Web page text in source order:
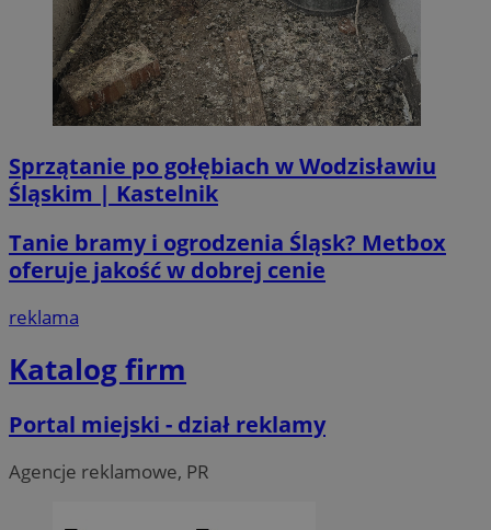
Sprzątanie po gołębiach w Wodzisławiu
Śląskim | Kastelnik
Tanie bramy i ogrodzenia Śląsk? Metbox
oferuje jakość w dobrej cenie
reklama
Katalog firm
Portal miejski - dział reklamy
Agencje reklamowe, PR